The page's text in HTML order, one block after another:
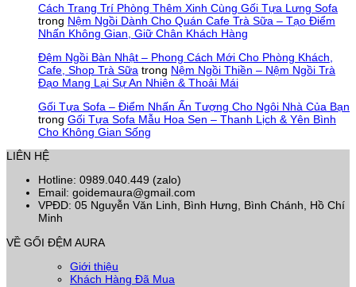
Cách Trang Trí Phòng Thêm Xinh Cùng Gối Tựa Lưng Sofa
trong Nệm Ngồi Dành Cho Quán Cafe Trà Sữa – Tạo Điểm
Nhấn Không Gian, Giữ Chân Khách Hàng
Đệm Ngồi Bàn Nhật – Phong Cách Mới Cho Phòng Khách,
Cafe, Shop Trà Sữa trong Nệm Ngồi Thiền – Nệm Ngồi Trà
Đạo Mang Lại Sự An Nhiên & Thoải Mái
Gối Tựa Sofa – Điểm Nhấn Ấn Tượng Cho Ngôi Nhà Của Bạn
trong Gối Tựa Sofa Mẫu Hoa Sen – Thanh Lịch & Yên Bình
Cho Không Gian Sống
LIÊN HỆ
Hotline: 0989.040.449 (zalo)
Email: goidemaura@gmail.com
VPĐD: 05 Nguyễn Văn Linh, Bình Hưng, Bình Chánh, Hồ Chí
Minh
VỀ GỐI ĐỆM AURA
Giới thiệu
Khách Hàng Đã Mua